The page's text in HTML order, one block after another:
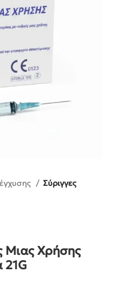
Σύριγγες
Μιας Χρήσης
21G